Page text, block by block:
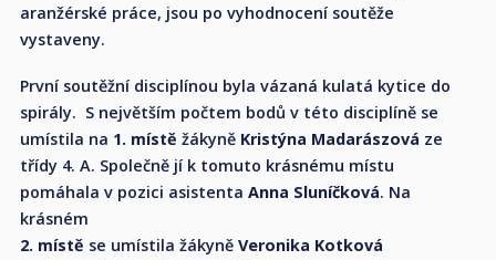
aranžérské práce, jsou po vyhodnocení soutěže
vystaveny.
První soutěžní disciplínou byla vázaná kulatá kytice do
spirály. S největším počtem bodů v této disciplíně se
umístila na 1. místě žákyně Kristýna Madarászová ze
třídy 4. A. Společně jí k tomuto krásnému místu
pomáhala v pozici asistenta Anna Sluníčková. Na
krásném
2. místě se umístila žákyně Veronika Kotková